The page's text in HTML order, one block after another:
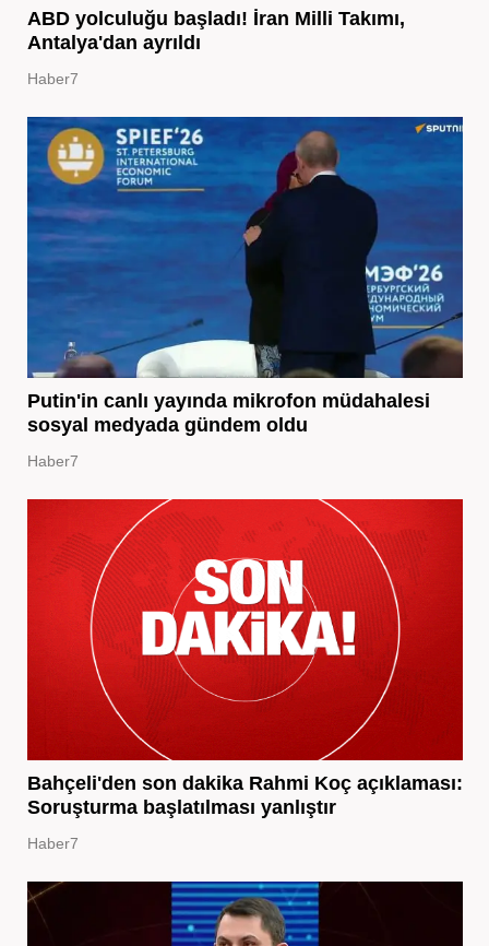
ABD yolculuğu başladı! İran Milli Takımı,
Antalya'dan ayrıldı
Haber7
Putin'in canlı yayında mikrofon müdahalesi
sosyal medyada gündem oldu
Haber7
Bahçeli'den son dakika Rahmi Koç açıklaması:
Soruşturma başlatılması yanlıştır
Haber7